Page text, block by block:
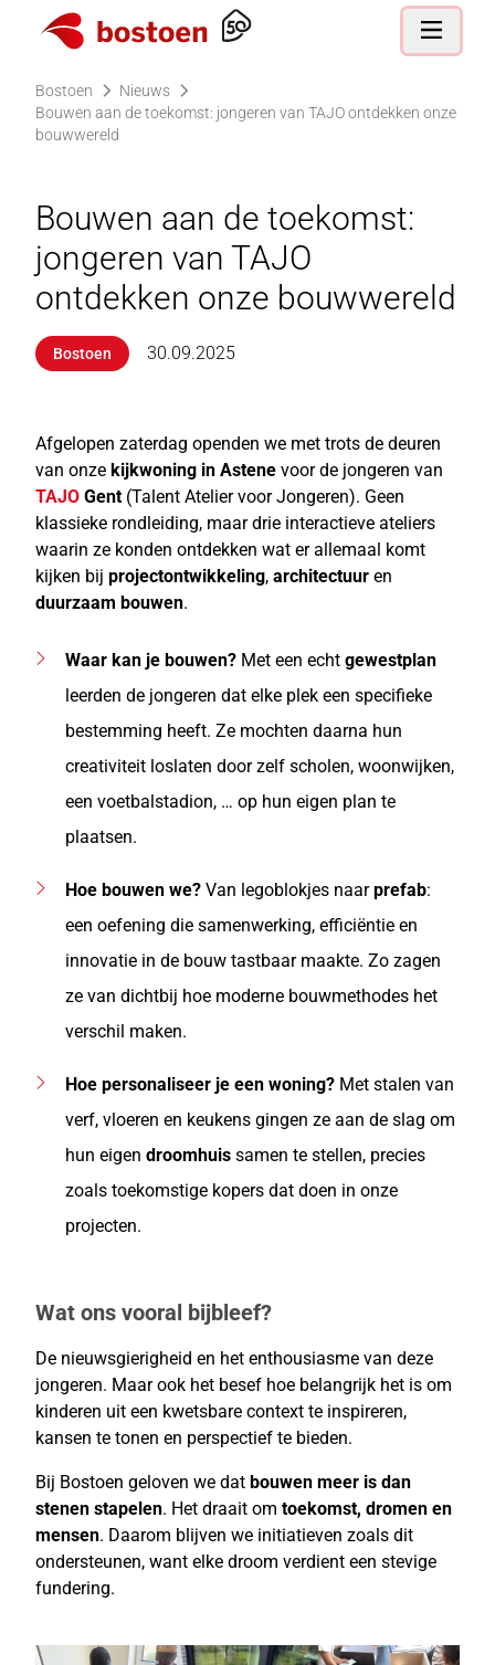
Ga naar de homepagina
Open
Bostoen
Nieuws
Bouwen aan de toekomst: jongeren van TAJO ontdekken onze
bouwwereld
Bouwen aan de toekomst:
jongeren van TAJO
ontdekken onze bouwwereld
Bostoen 30.09.2025
Afgelopen zaterdag openden we met trots de deuren
van onze kijkwoning in Astene voor de jongeren van
TAJO Gent(Talent Atelier voor Jongeren). Geen
klassieke rondleiding, maar drie interactieve ateliers
waarin ze konden ontdekken wat er allemaal komt
kijken bij projectontwikkeling, architectuur en
duurzaam bouwen.
Waar kan je bouwen? Met een echtgewestplan
leerden de jongeren dat elke plek een specifieke
bestemming heeft. Ze mochten daarna hun
creativiteit loslaten door zelf scholen, woonwijken,
een voetbalstadion, … op hun eigen plan te
plaatsen.
Hoe bouwen we? Van legoblokjes naarprefab:
een oefening die samenwerking, efficiëntie en
innovatie in de bouw tastbaar maakte. Zo zagen
ze van dichtbij hoe moderne bouwmethodes het
verschil maken.
Hoe personaliseer je een woning? Met stalen van
verf, vloeren en keukens gingen ze aan de slag om
hun eigendroomhuis samen te stellen, precies
zoals toekomstige kopers dat doen in onze
projecten.
Wat ons vooral bijbleef?
De nieuwsgierigheid en het enthousiasme van deze
jongeren. Maar ook het besef hoe belangrijk het is om
kinderen uit een kwetsbare context te inspireren,
kansen te tonen en perspectief te bieden.
Bij Bostoen geloven we dat bouwen meer is dan
stenen stapelen. Het draait om toekomst, dromen en
mensen. Daarom blijven we initiatieven zoals dit
ondersteunen, want elke droom verdient een stevige
fundering.